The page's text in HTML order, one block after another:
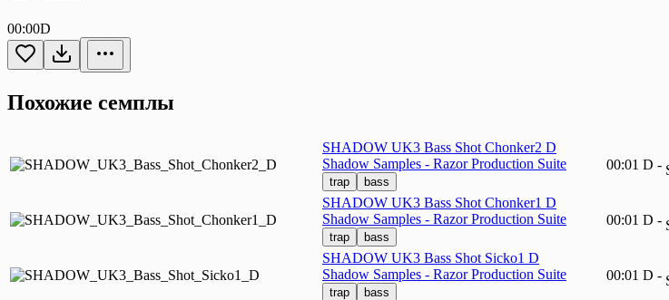
00:00D
Похожие семплы
SHADOW UK3 Bass Shot Chonker2 D
Shadow Samples - Razor Production Suite
trap bass
00:01 D -
SHADOW UK3 Bass Shot Chonker1 D
Shadow Samples - Razor Production Suite
trap bass
00:01 D -
SHADOW UK3 Bass Shot Sicko1 D
Shadow Samples - Razor Production Suite
trap bass
00:01 D -